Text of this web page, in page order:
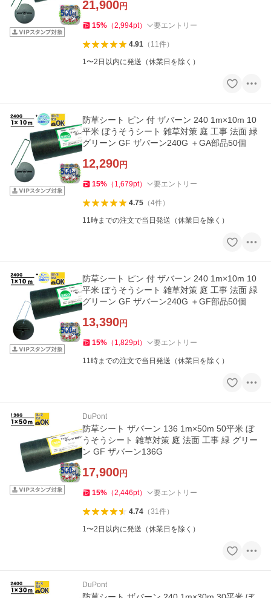
21,900円
15% （2,994pt） 要エントリー
4.91（ 11件）
1〜2日以内に発送（休業日を除く）
防草シート ピン 付 ザバーン 240 1m×10m 10
平米 ぼうそうシート 雑草対策 庭 工事 法面 緑
グリーン GF ザバーン240G ＋GA部品50個
12,290円
15% （ 1,679pt） 要エントリー
4.75（4件）
11時までの注文で当日発送（休業日を除く）
防草シート ピン 付 ザバーン 240 1m×10m 10
平米 ぼうそうシート 雑草対策 庭 工事 法面 緑
グリーン GF ザバーン240G ＋GF部品50個
13,390円
15% （ 1,829pt） 要エントリー
11時までの注文で当日発送（休業日を除く）
DuPont
防草シート ザバーン 136 1m×50m 50平米 ぼ
うそうシート 雑草対策 庭 法面 工事 緑 グリー
ン GF ザバーン136G
17,900円
15% （2,446pt） 要エントリー
4.74（31件）
1〜2日以内に発送（休業日を除く）
DuPont